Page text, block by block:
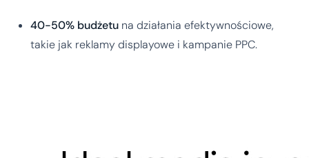
40-50% budżetu na działania efektywnościowe,
takie jak reklamy displayowe i kampanie PPC.